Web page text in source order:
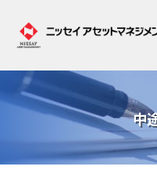
ファンド情報
ファンド情報TOP
マーケット情報
中